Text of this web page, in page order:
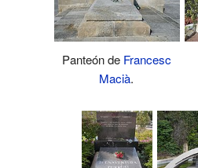
Panteón de Francesc
Macià.